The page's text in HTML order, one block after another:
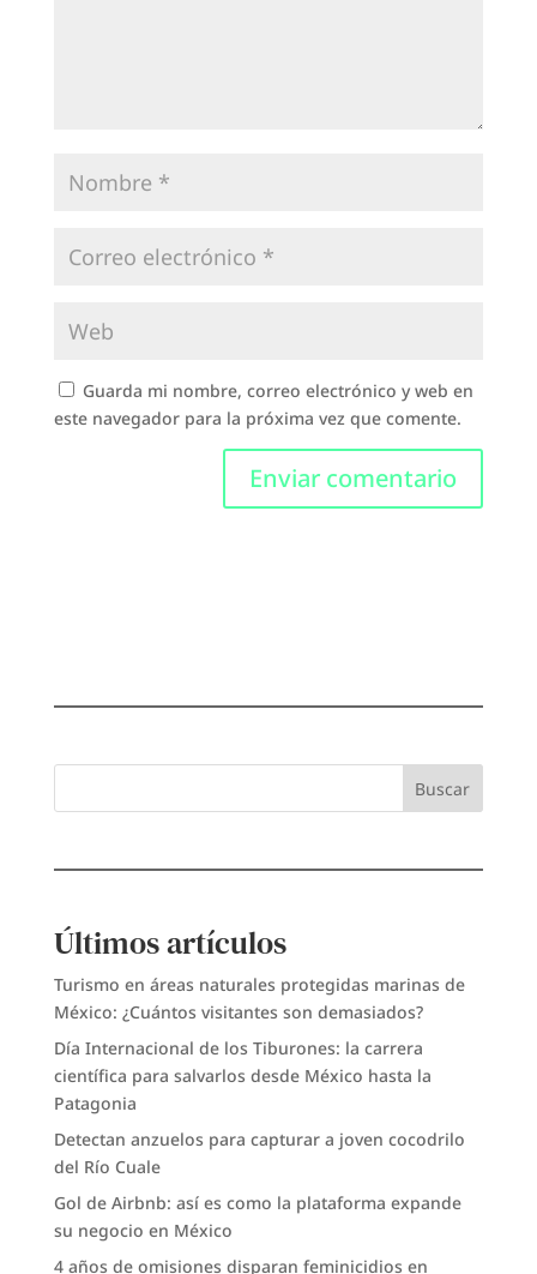
Guarda mi nombre, correo electrónico y web en
este navegador para la próxima vez que comente.
Buscar
Últimos artículos
Turismo en áreas naturales protegidas marinas de
México: ¿Cuántos visitantes son demasiados?
Día Internacional de los Tiburones: la carrera
científica para salvarlos desde México hasta la
Patagonia
Detectan anzuelos para capturar a joven cocodrilo
del Río Cuale
Gol de Airbnb: así es como la plataforma expande
su negocio en México
4 años de omisiones disparan feminicidios en